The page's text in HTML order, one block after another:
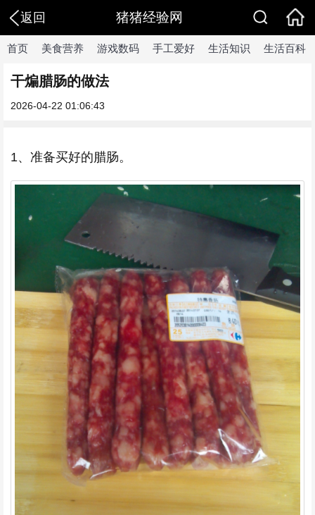
返回 猪猪经验网
首页 美食营养 游戏数码 手工爱好 生活知识 生活百科
干煸腊肠的做法
2026-04-22 01:06:43
1、准备买好的腊肠。